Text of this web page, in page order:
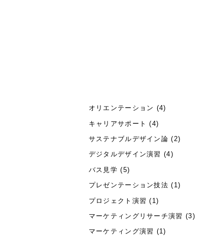
オリエンテーション (4)
キャリアサポート (4)
サステナブルデザイン論 (2)
デジタルデザイン演習 (4)
バス見学 (5)
プレゼンテーション技法 (1)
プロジェクト演習 (1)
マーケティングリサーチ演習 (3)
マーケティング演習 (1)